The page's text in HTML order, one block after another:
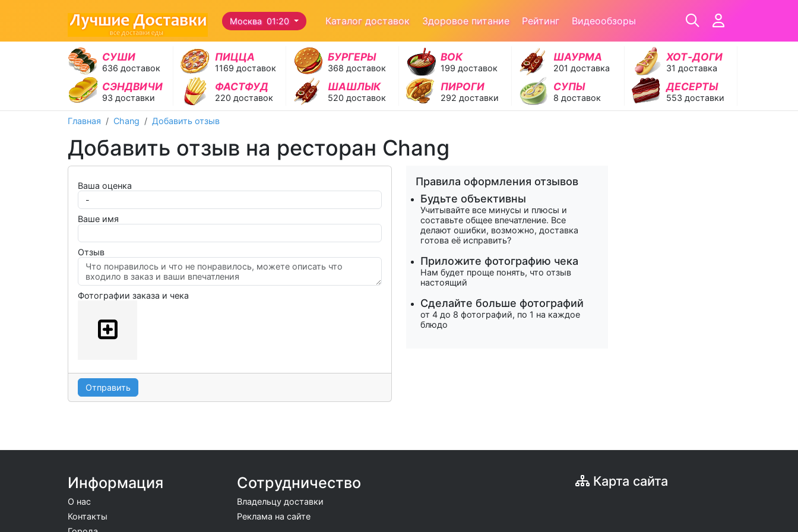
Москва 01:20 Каталог доставок Здоровое питание Рейтинг Видеообзоры
СУШИ
636 доставок
ПИЦЦА
1169 доставок
БУРГЕРЫ
368 доставок
ВОК
199 доставок
ШАУРМА
201 доставка
ХОТ‑ДОГИ
31 доставка
СЭНДВИЧИ
93 доставки
ФАСТФУД
220 доставок
ШАШЛЫК
520 доставок
ПИРОГИ
292 доставки
СУПЫ
8 доставок
ДЕСЕРТЫ
553 доставки
Главная Chang Добавить отзыв
Добавить отзыв на ресторан Chang
Ваша оценка
Ваше имя
Отзыв
Фотографии заказа и чека
Отправить
Правила оформления отзывов
Будьте объективны
Учитывайте все минусы и плюсы и
составьте общее впечатление. Все
делают ошибки, возможно, доставка
готова её исправить?
Приложите фотографию чека
Нам будет проще понять, что отзыв
настоящий
Сделайте больше фотографий
от 4 до 8 фотографий, по 1 на каждое
блюдо
Информация
О нас
Контакты
Сотрудничество
Владельцу доставки
Реклама на сайте
Карта сайта